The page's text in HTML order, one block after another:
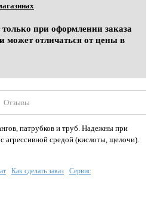
только при оформлении заказа
может отличаться от цены в
Отзывы
патрубков и труб. Надежны при
агрессивной средой (кислоты, щелочи).
Как сделать заказ Сервис